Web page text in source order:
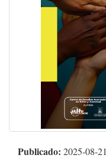
Publicado: 2025-08-21